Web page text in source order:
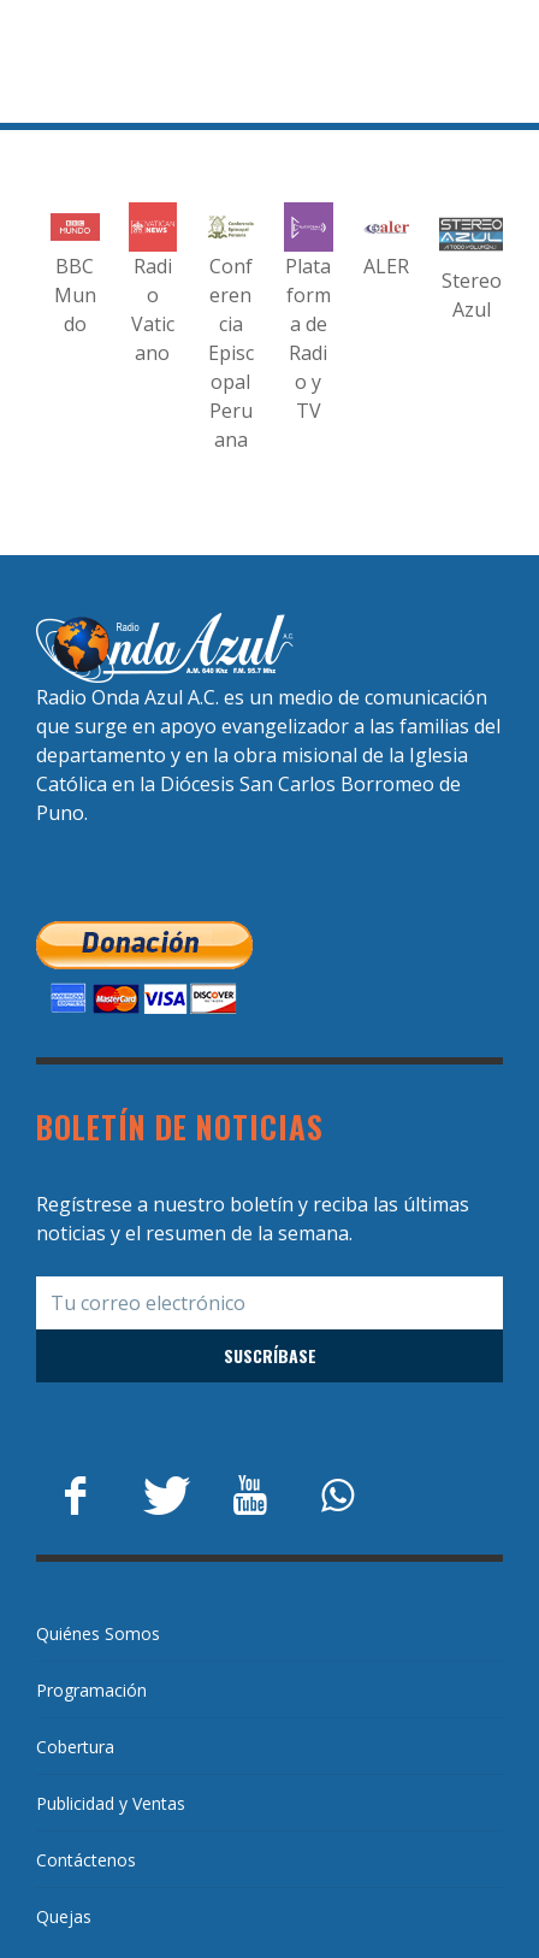
BBC
Mun
do
Radi
o
Vatic
ano
Conf
eren
cia
Episc
opal
Peru
ana
Plata
form
a de
Radi
o y
TV
ALER
Stereo
Azul
Radio Onda Azul A.C. es un medio de comunicación
que surge en apoyo evangelizador a las familias del
departamento y en la obra misional de la Iglesia
Católica en la Diócesis San Carlos Borromeo de
Puno.
BOLETÍN DE NOTICIAS
Regístrese a nuestro boletín y reciba las últimas
noticias y el resumen de la semana.
Quiénes Somos
Programación
Cobertura
Publicidad y Ventas
Contáctenos
Quejas